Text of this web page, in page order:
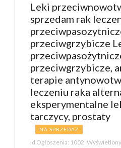
Leki
sprzedam rak
przeciwgrzybicze
przeciwgrzybicze,
terapie
leczeniu raka
eksperymentalne
tarczycy, prostaty
NA SPRZEDAŻ
Id Ogłoszenia: 1002